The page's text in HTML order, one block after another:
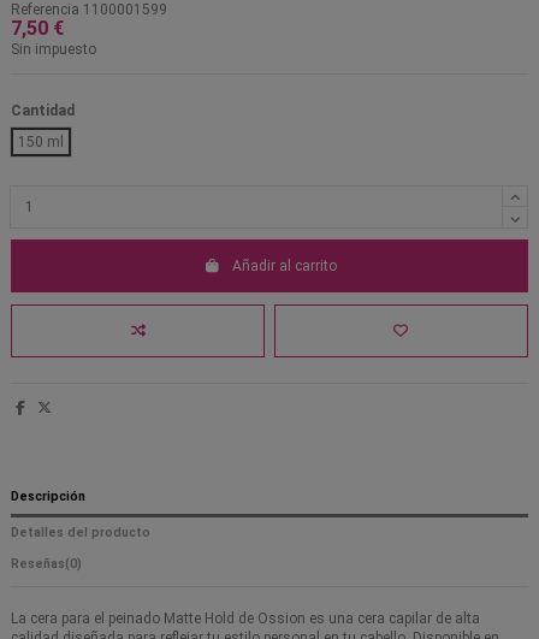
Referencia 1100001599
7,50 €
Sin impuesto
Cantidad
150 ml
Añadir al carrito
Descripción
Detalles del producto
Reseñas(0)
La cera para el peinado Matte Hold de Ossion es una cera capilar de alta